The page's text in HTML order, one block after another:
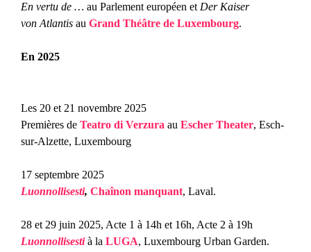
En vertu de … au Parlement européen et Der Kaiser
von Atlantis au Grand Théâtre de Luxembourg.
En 2025
Les 20 et 21 novembre 2025
Premières de Teatro di Verzura au Escher Theater, Esch-
sur-Alzette, Luxembourg
17 septembre 2025
Luonnollisesti, Chaînon manquant, Laval.
28 et 29 juin 2025, Acte 1 à 14h et 16h, Acte 2 à 19h
Luonnollisestià la LUGA, Luxembourg Urban Garden.